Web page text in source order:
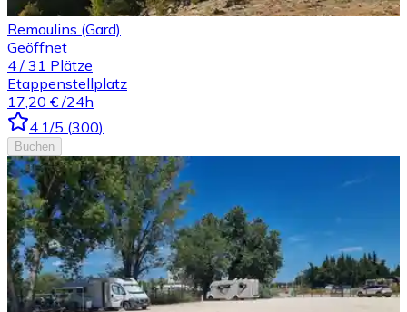
Remoulins (Gard)
Geöffnet
4 / 31 Plätze
Etappenstellplatz
17,20 € /24h
4.1/5 (300)
Buchen